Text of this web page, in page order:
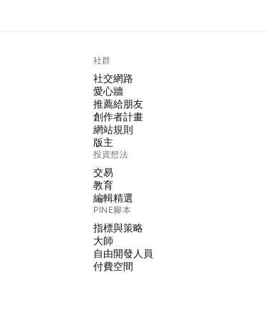
社群
社交網路
愛心牆
推薦給朋友
創作者計畫
網站規則
版主
投資想法
交易
教育
編輯精選
PINE腳本
指標與策略
大師
自由開發人員
付費空間